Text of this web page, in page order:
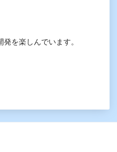
を楽しんでいます。